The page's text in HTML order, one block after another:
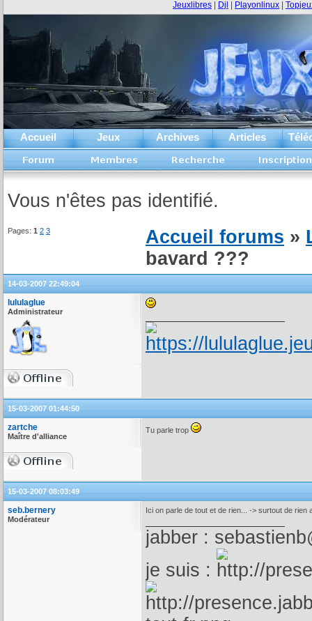
Accueil Jeux Archives Articles
Jeuxlibres Djl Playonlinux
Vous n'êtes pas identifié.
Pages: 1 2 3 Accueil forums »
bavard ???
14-03-2007 22:49:04
lululaglue
Administrateur
15-03-2007 01:44:50
zartche
Maître d'alliance
Tu parle trop
15-03-2007 08:03:49
seb.bernery
Modérateur
Ici on parle de tout et de rien... -> surtout de rien
jabber :
je suis :